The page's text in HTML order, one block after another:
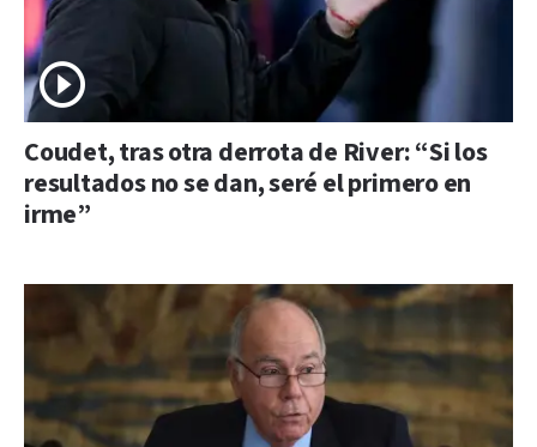
Coudet, tras otra derrota de River: “Si los
resultados no se dan, seré el primero en
irme”